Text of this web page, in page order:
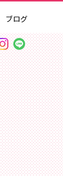
ブログ